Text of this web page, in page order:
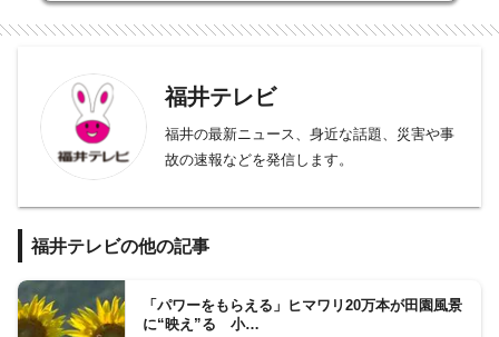
福井テレビ
福井の最新ニュース、身近な話題、災害や事
故の速報などを発信します。
福井テレビの他の記事
「パワーをもらえる」ヒマワリ20万本が田園風景
に“映え”る 小…